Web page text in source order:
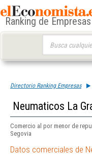
Ranking de Empresas
Directorio Ranking Empresas
Neumaticos La
Comercio al por menor de
Segovia
Datos comerciales de